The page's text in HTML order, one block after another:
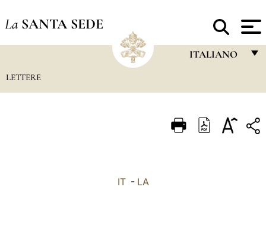
La SANTA SEDE
ITALIANO
ITALIANO
LETTERE
IT- LA